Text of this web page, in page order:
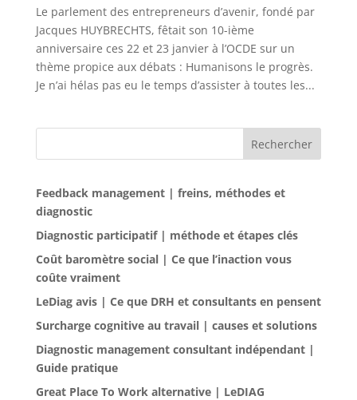
Le parlement des entrepreneurs d’avenir, fondé par
Jacques HUYBRECHTS, fêtait son 10-ième
anniversaire ces 22 et 23 janvier à l’OCDE sur un
thème propice aux débats : Humanisons le progrès.
Je n’ai hélas pas eu le temps d’assister à toutes les...
Rechercher
Feedback management | freins, méthodes et
diagnostic
Diagnostic participatif | méthode et étapes clés
Coût baromètre social | Ce que l’inaction vous
coûte vraiment
LeDiag avis | Ce que DRH et consultants en pensent
Surcharge cognitive au travail | causes et solutions
Diagnostic management consultant indépendant |
Guide pratique
Great Place To Work alternative | LeDIAG